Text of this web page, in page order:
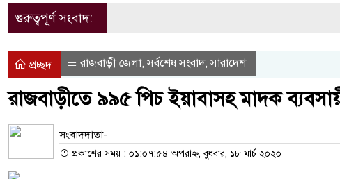
গুরুত্বপূর্ণ সংবাদ:
প্রচ্ছদ রাজবাড়ী জেলা,সর্বশেষ সংবাদ,সারাদেশ
রাজবাড়ীতে ৯৯৫ পিচ ইয়াবাসহ মাদক
সংবাদদাতা-
প্রকাশের সময় : ০১:০৭:৫৪ অপরাহ্ন, বুধবার, ১৮ মার্চ ২০২০